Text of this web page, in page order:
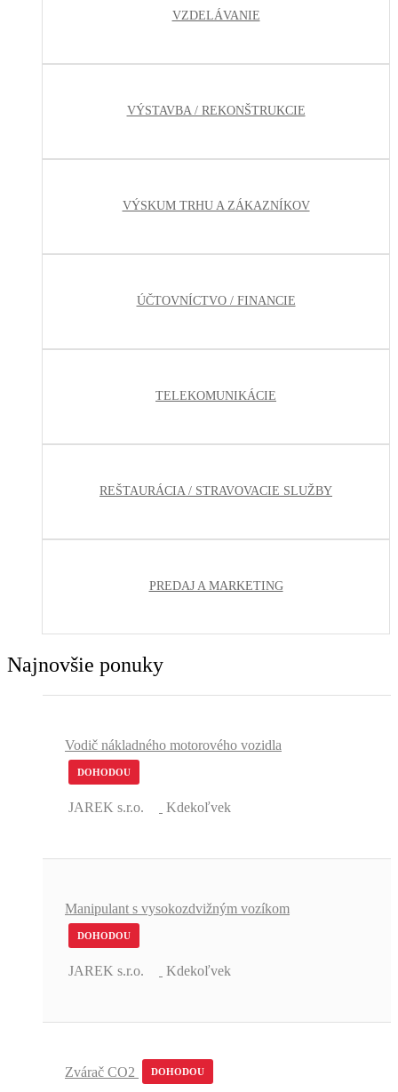
VZDELÁVANIE
VÝSTAVBA / REKONŠTRUKCIE
VÝSKUM TRHU A ZÁKAZNÍKOV
ÚČTOVNÍCTVO / FINANCIE
TELEKOMUNIKÁCIE
REŠTAURÁCIA / STRAVOVACIE SLUŽBY
PREDAJ A MARKETING
Najnovšie ponuky
Vodič nákladného motorového vozidla
DOHODOU
JAREK s.r.o. Kdekoľvek
Manipulant s vysokozdvižným vozíkom
DOHODOU
JAREK s.r.o. Kdekoľvek
Zvárač CO2 DOHODOU